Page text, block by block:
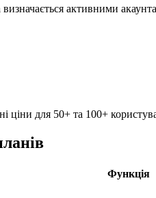
активними
для 50+ та 100+
Функція